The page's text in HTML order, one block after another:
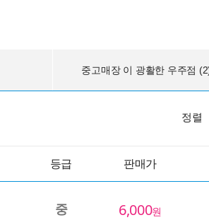
중고매장 이 광활한 우주점
정렬
등급 판매가
중 6,000원